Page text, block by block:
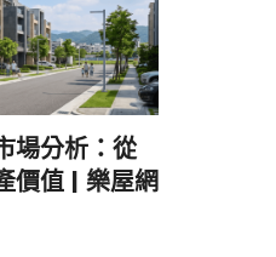
場分析：從
價值 | 樂屋網